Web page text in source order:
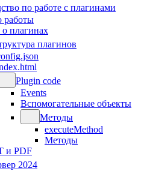
по работе с плагинами
работы
плагинах
плагинов
Plugin code
Events
Вспомогательные объекты
Методы
executeMethod
Методы
и PDF
2024